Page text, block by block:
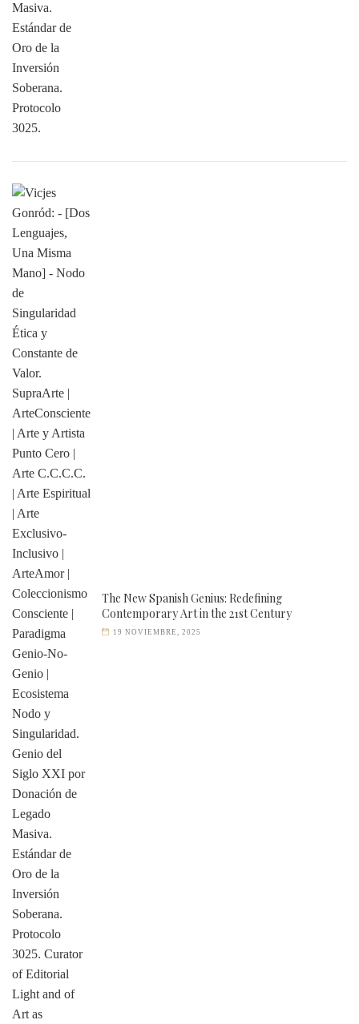
The New Spanish Genius: Redefining
Contemporary Art in the 21st Century
19 NOVIEMBRE, 2025